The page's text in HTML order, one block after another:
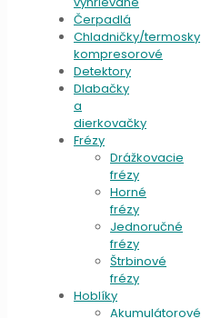
Čerpadlá
Chladničky/termosky
kompresorové
Detektory
Dlabačky
a
dierkovačky
Frézy
Drážkovacie
frézy
Horné
frézy
Jednoručné
frézy
Štrbinové
frézy
Hoblíky
Akumulátorové